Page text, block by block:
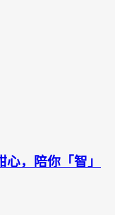
，陪你「智」